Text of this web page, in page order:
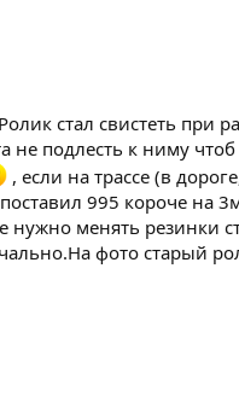
стал свистеть при
подлесть к ниму
, если на трассе (в
995 короче на
менять резинки
фото старый